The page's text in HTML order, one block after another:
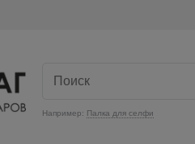
Например: Палка для селфи